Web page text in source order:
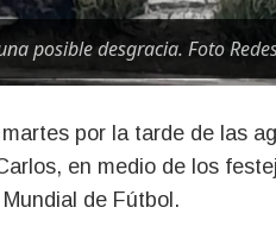
posible desgracia. Foto
en medio de los
de Fútbol.